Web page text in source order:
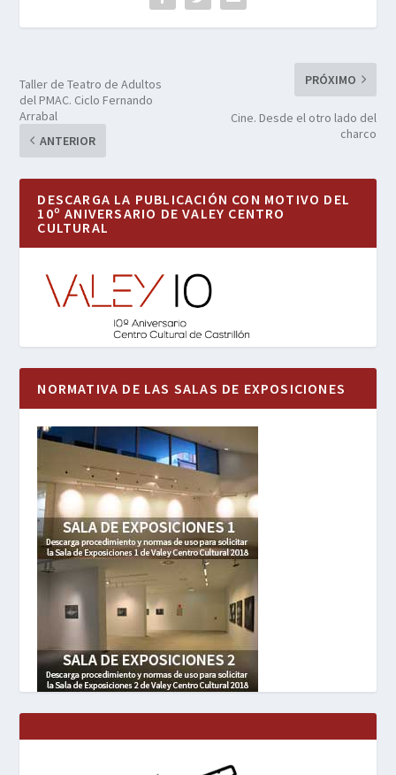
Taller de Teatro de Adultos
del PMAC. Ciclo Fernando
Arrabal
ANTERIOR
PRÓXIMO
Cine. Desde el otro lado del
charco
DESCARGA LA PUBLICACIÓN CON MOTIVO DEL
10º ANIVERSARIO DE VALEY CENTRO
CULTURAL
NORMATIVA DE LAS SALAS DE EXPOSICIONES